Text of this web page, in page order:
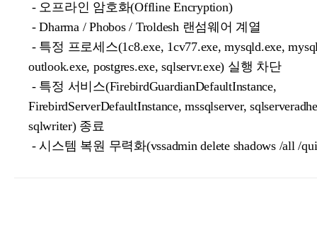
- 오프라인 암호화(Offline Encryption)
- Dharma / Phobos / Troldesh 랜섬웨어 계열
- 특정 프로세스(1c8.exe, 1cv77.exe, mysqld.exe,
outlook.exe, postgres.exe, sqlservr.exe) 실행 차단
- 특정 서비스(FirebirdGuardianDefaultInstance,
FirebirdServerDefaultInstance, mssqlserver,
sqlwriter) 종료
- 시스템 복원 무력화(vssadmin delete shadows /all /